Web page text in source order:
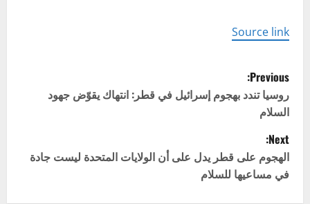
Source link
P
o
s
t
n
Previous:
روسيا تندد بهجوم إسرائيل في قطر: انتهاك يقوّض جهود
السلام
Next:
الهجوم على قطر يدل على أن الولايات المتحدة ليست جادة
في مساعيها للسلام